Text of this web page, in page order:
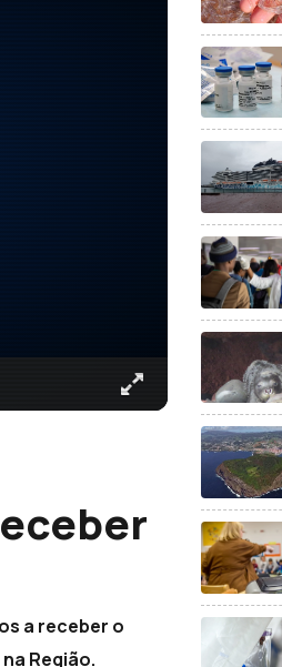
a receber o
Região.